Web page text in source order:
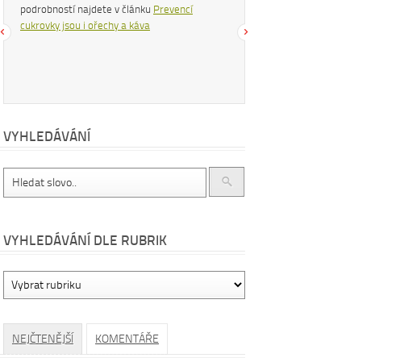
podrobností najdete v článku Prevencí
cukrovky jsou i ořechy a káva
čemuž se po pikantním jídle můžeme
cítit šťastnější a spokojenější. Více se
VYHLEDÁVÁNÍ
VYHLEDÁVÁNÍ DLE RUBRIK
dle
NEJČTENĚJŠÍ KOMENTÁŘE